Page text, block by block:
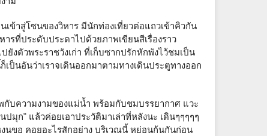
เข้าสู่โซนของวิหาร มีนักท่องเที่ยวต่อแถวเข้าคิวกัน
รที่ประดับประดาไปด้วยภาพเขียนสีเรื่องราว
งตัวพระราชวังเก่า ที่เก็บซากปรักหักพังไว้ชมเป็น
นอันว่าเราจเดินออกมาตามทางเดินประตูทางออก
บความงามของแม่น้ำ พร้อมกับชมบรรยากาศ แวะ
ก” แล้วค่อยเอาประวัติมาเล่าที่หลังนะ เดินๆๆๆๆๆ
นขอ คอยอะไรสักอย่าง บริเวณนี้ หย่อนก้นกันก่อน